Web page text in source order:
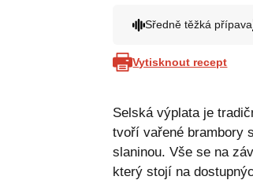
Sředně těžká přípava
Vytisknout recept
Selská výplata je
tvoří vařené brambory
slaninou. Vše se na
který stojí na